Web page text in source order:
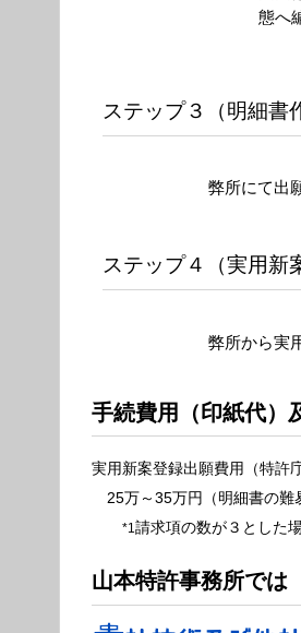
態へ
ステップ３（明細書
弊所にて出
ステップ４（実用新
弊所から実
手続費用（印紙代）
実用新案登録出願費用（特許
25万～35万円（明細書の難
*1 請求項の数が３とした
山本特許事務所では